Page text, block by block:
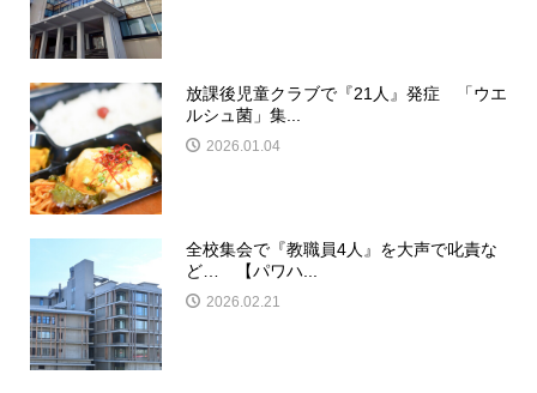
放課後児童クラブで『21人』発症 「ウエ
ルシュ菌」集...
2026.01.04
全校集会で『教職員4人』を大声で叱責な
ど… 【パワハ...
2026.02.21